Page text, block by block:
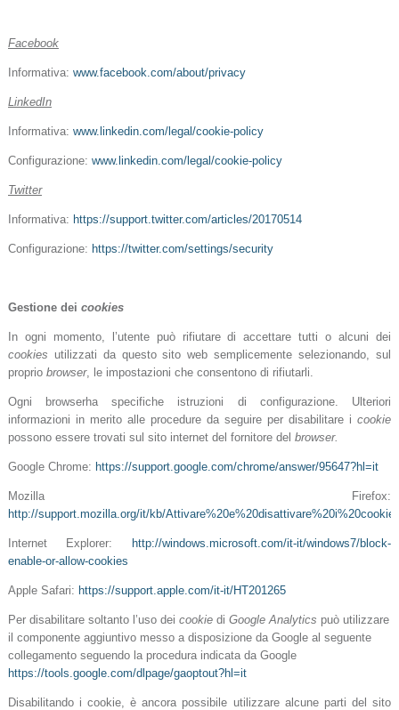
Facebook
Informativa: www.facebook.com/about/privacy
LinkedIn
Informativa: www.linkedin.com/legal/cookie-policy
Configurazione: www.linkedin.com/legal/cookie-policy
Twitter
Informativa: https://support.twitter.com/articles/20170514
Configurazione: https://twitter.com/settings/security
Gestione dei cookies
In ogni momento, l’utente può rifiutare di accettare tutti o alcuni dei
cookies utilizzati da questo sito web semplicemente selezionando, sul
proprio browser, le impostazioni che consentono di rifiutarli.
Ogni browserha specifiche istruzioni di configurazione. Ulteriori
informazioni in merito alle procedure da seguire per disabilitare icookie
possono essere trovati sul sito internet del fornitore del browser.
Google Chrome: https://support.google.com/chrome/answer/95647?hl=it
Mozilla Firefox:
http://support.mozilla.org/it/kb/Attivare%20e%20disattivare%20i%20cookie
Internet Explorer: http://windows.microsoft.com/it-it/windows7/block-
enable-or-allow-cookies
Apple Safari: https://support.apple.com/it-it/HT201265
Per disabilitare soltanto l’uso dei cookie di Google Analytics può utilizzare
il componente aggiuntivo messo a disposizione da Google al seguente
collegamento seguendo la procedura indicata da Google
https://tools.google.com/dlpage/gaoptout?hl=it
Disabilitando i cookie, è ancora possibile utilizzare alcune parti del sito